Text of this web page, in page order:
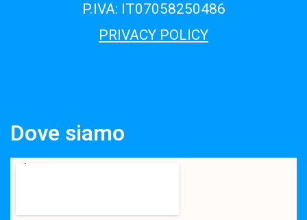
P.IVA: IT07058250486
PRIVACY POLICY
Dove siamo